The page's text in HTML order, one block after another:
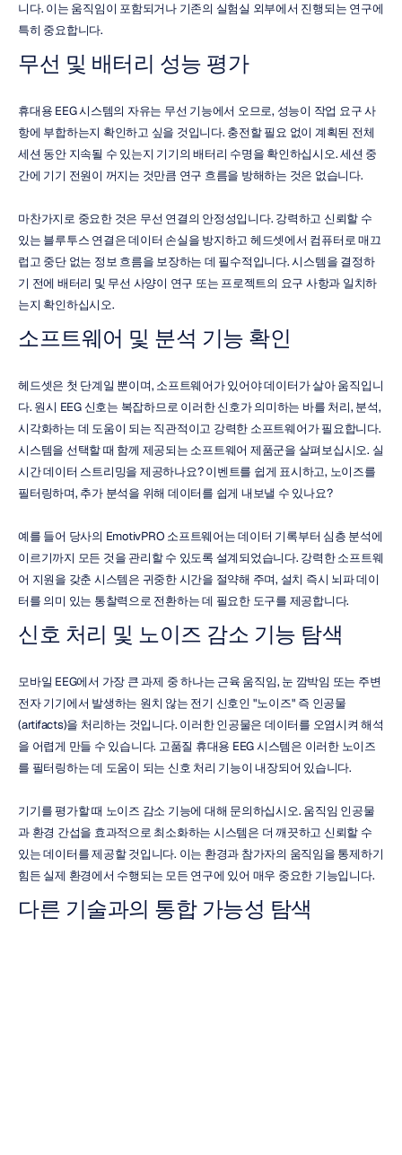
니다. 이는 움직임이 포함되거나 기존의 실험실 외부에서 진행되는 연구에
특히 중요합니다.
무선 및 배터리 성능 평가
휴대용 EEG 시스템의 자유는 무선 기능에서 오므로, 성능이 작업 요구 사
항에 부합하는지 확인하고 싶을 것입니다. 충전할 필요 없이 계획된 전체
세션 동안 지속될 수 있는지 기기의 배터리 수명을 확인하십시오. 세션 중
간에 기기 전원이 꺼지는 것만큼 연구 흐름을 방해하는 것은 없습니다.
마찬가지로 중요한 것은 무선 연결의 안정성입니다. 강력하고 신뢰할 수
있는 블루투스 연결은 데이터 손실을 방지하고 헤드셋에서 컴퓨터로 매끄
럽고 중단 없는 정보 흐름을 보장하는 데 필수적입니다. 시스템을 결정하
기 전에 배터리 및 무선 사양이 연구 또는 프로젝트의 요구 사항과 일치하
는지 확인하십시오.
소프트웨어 및 분석 기능 확인
헤드셋은 첫 단계일 뿐이며, 소프트웨어가 있어야 데이터가 살아 움직입니
다. 원시 EEG 신호는 복잡하므로 이러한 신호가 의미하는 바를 처리, 분석,
시각화하는 데 도움이 되는 직관적이고 강력한 소프트웨어가 필요합니다.
시스템을 선택할 때 함께 제공되는 소프트웨어 제품군을 살펴보십시오. 실
시간 데이터 스트리밍을 제공하나요? 이벤트를 쉽게 표시하고, 노이즈를
필터링하며, 추가 분석을 위해 데이터를 쉽게 내보낼 수 있나요?
예를 들어 당사의 EmotivPRO 소프트웨어는 데이터 기록부터 심층 분석에
이르기까지 모든 것을 관리할 수 있도록 설계되었습니다. 강력한 소프트웨
어 지원을 갖춘 시스템은 귀중한 시간을 절약해 주며, 설치 즉시 뇌파 데이
터를 의미 있는 통찰력으로 전환하는 데 필요한 도구를 제공합니다.
신호 처리 및 노이즈 감소 기능 탐색
모바일 EEG에서 가장 큰 과제 중 하나는 근육 움직임, 눈 깜박임 또는 주변
전자 기기에서 발생하는 원치 않는 전기 신호인 "노이즈" 즉 인공물
(artifacts)을 처리하는 것입니다. 이러한 인공물은 데이터를 오염시켜 해석
을 어렵게 만들 수 있습니다. 고품질 휴대용 EEG 시스템은 이러한 노이즈
를 필터링하는 데 도움이 되는 신호 처리 기능이 내장되어 있습니다.
기기를 평가할 때 노이즈 감소 기능에 대해 문의하십시오. 움직임 인공물
과 환경 간섭을 효과적으로 최소화하는 시스템은 더 깨끗하고 신뢰할 수
있는 데이터를 제공할 것입니다. 이는 환경과 참가자의 움직임을 통제하기
힘든 실제 환경에서 수행되는 모든 연구에 있어 매우 중요한 기능입니다.
다른 기술과의 통합 가능성 탐색